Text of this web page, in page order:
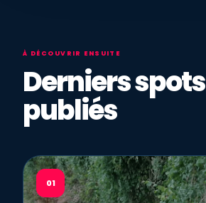
À DÉCOUVRIR ENSUITE
Derniers spots
publiés
01